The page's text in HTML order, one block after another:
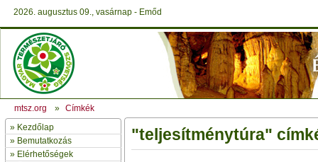
2026. augusztus 09., vasárnap - Emőd
mtsz.org » Címkék
» Kezdőlap
» Bemutatkozás
» Elérhetőségek
"teljesítménytúra"